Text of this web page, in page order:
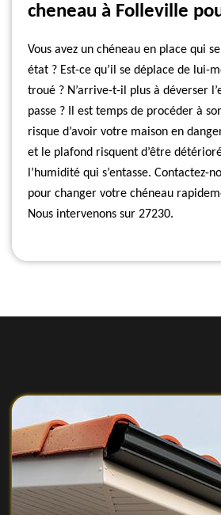
cheneau à Folleville
Vous avez un chéneau en place qui
état ? Est-ce qu’il se déplace de lui-
troué ? N’arrive-t-il plus à déverser
passe ? Il est temps de procéder à
risque d’avoir votre maison en
et le plafond risquent d’être
l’humidité qui s’entasse. Contactez-
pour changer votre chéneau
Nous intervenons sur 27230.